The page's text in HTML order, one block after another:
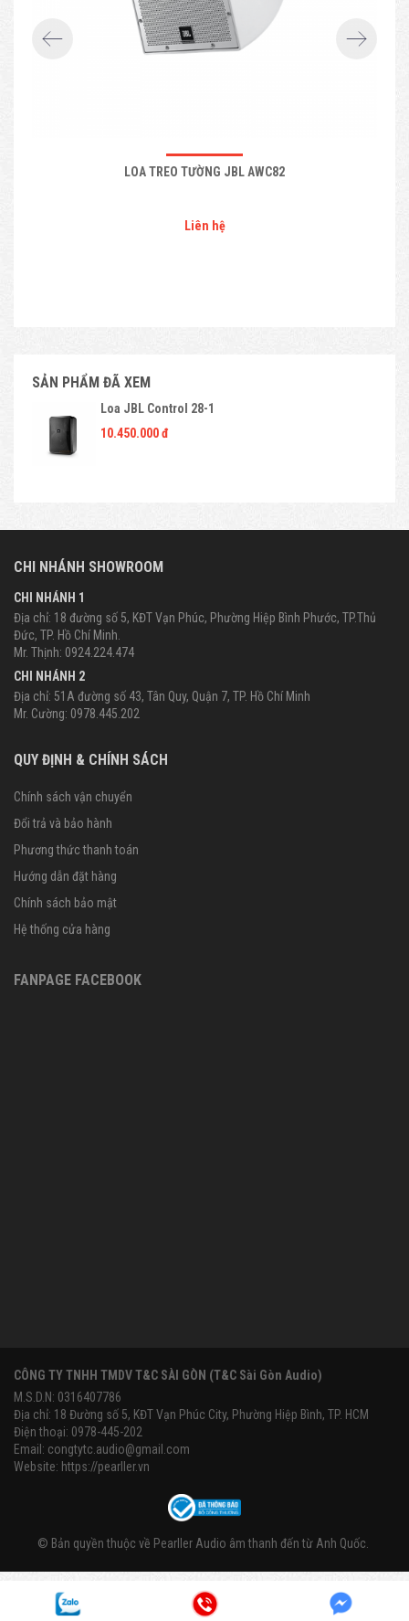
LOA TREO TƯỜNG JBL AWC82
Liên hệ
SẢN PHẨM ĐÃ XEM
Loa JBL Control 28-1
10.450.000 đ
CHI NHÁNH SHOWROOM
CHI NHÁNH 1
Địa chỉ: 18 đường số 5, KĐT Vạn Phúc, Phường Hiệp Bình Phước, TP.Thủ
Đức, TP. Hồ Chí Minh.
Mr. Thịnh: 0924.224.474
CHI NHÁNH 2
Địa chỉ: 51A đường số 43, Tân Quy, Quận 7, TP. Hồ Chí Minh
Mr. Cường: 0978.445.202
QUY ĐỊNH & CHÍNH SÁCH
Chính sách vận chuyển
Đổi trả và bảo hành
Phương thức thanh toán
Hướng dẫn đặt hàng
Chính sách bảo mật
Hệ thống cửa hàng
FANPAGE FACEBOOK
CÔNG TY TNHH TMDV T&C SÀI GÒN (T&C Sài Gòn Audio)
M.S.D.N: 0316407786
Địa chỉ: 18 Đường số 5, KĐT Vạn Phúc City, Phường Hiệp Bình, TP. HCM
Điện thoại: 0978-445-202
Email: congtytc.audio@gmail.com
Website: https://pearller.vn
© Bản quyền thuộc về Pearller Audio âm thanh đến từ Anh Quốc